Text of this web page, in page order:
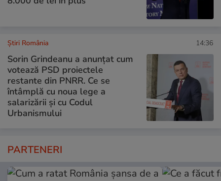
Știri România 14:36
Sorin Grindeanu a anunțat cum
votează PSD proiectele
restante din PNRR. Ce se
întâmplă cu noua lege a
salarizării și cu Codul
Urbanismului
PARTENERI